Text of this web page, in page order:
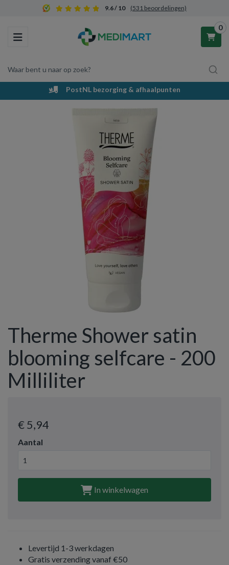
9.6 / 10 (531 beoordelingen)
Toggle navigation
Waar bent u naar op zoek?
0
Winkelwagen
Uw winkelwagen is leeg.
Vul hem met producten.
PostNL bezorging & afhaalpunten
Therme Shower satin
blooming selfcare - 200
Milliliter
€ 5,94
Aantal
In winkelwagen
Levertijd 1-3 werkdagen
Gratis verzending vanaf €50